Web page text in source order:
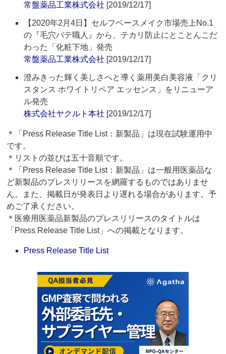
常盤薬品工業株式会社 [2019/12/17]
【2020年2月4日】セルフベースメイク市場売上No.1
の『毛穴パテ職人』から、テカリ防止にとことんこだ
わった「化粧下地」発売
常盤薬品工業株式会社 [2019/12/17]
澄みきった輝く美しさへと導く薬用美白美容液「クリ
スタンス ホワイトリペア エッセンス」をリニューア
ル発売
株式会社ヤクルト本社 [2019/12/17]
＊「Press Release Title List：新製品」は現在試験運用中
です。
＊リストの並びは五十音順です。
＊「Press Release Title List：新製品」は一般用医薬品な
ど新製品のプレスリリースを網羅するものではありませ
ん。また、掲載日が発表日より遅れる場合があります。予
めご了承ください。
＊医療用医薬品新製品のプレスリリースのタイトルは
「Press Release Title List」への掲載となります。
Press Release Title List